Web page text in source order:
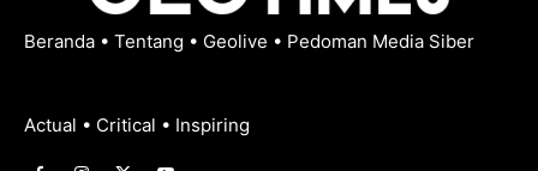
Beranda • Tentang • Geolive • Pedoman Media Siber
Actual • Critical • Inspiring